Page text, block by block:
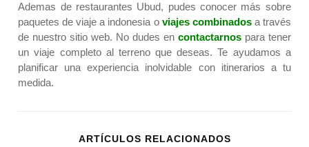
Ademas de restaurantes Ubud, pudes conocer más sobre
paquetes de viaje a indonesia o viajes combinadosa través
de nuestro sitio web. No dudes en contactarnospara tener
un viaje completo al terreno que deseas. Te ayudamos a
planificar una experiencia inolvidable con itinerarios a tu
medida.
ARTÍCULOS RELACIONADOS